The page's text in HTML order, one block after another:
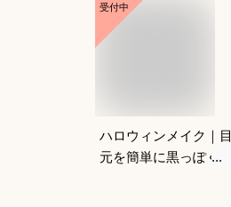
受付中
ハロウィンメイク｜目
元を簡単に黒っぽくで